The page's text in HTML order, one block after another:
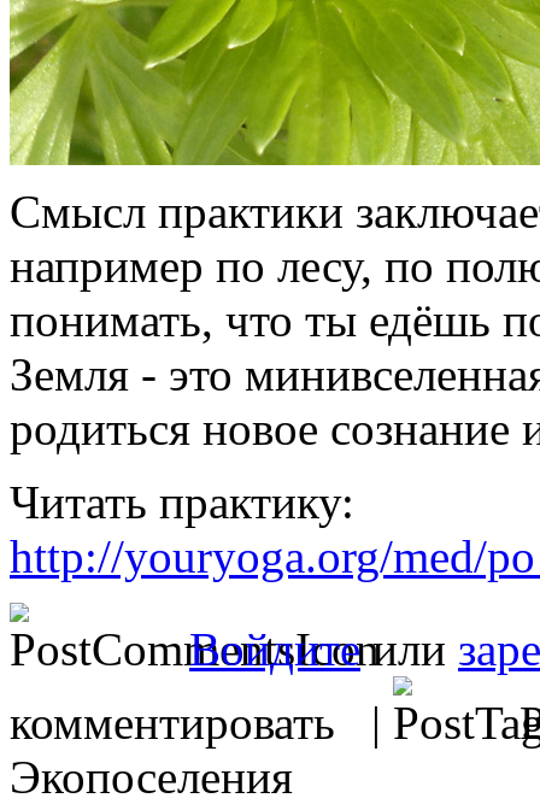
Смысл практики
например по лесу, по
понимать, что ты едёшь
Земля - это
родиться новое
Читать практику:
http://youryoga.org/med/
Войдитеили
комментировать |
Экопоселения